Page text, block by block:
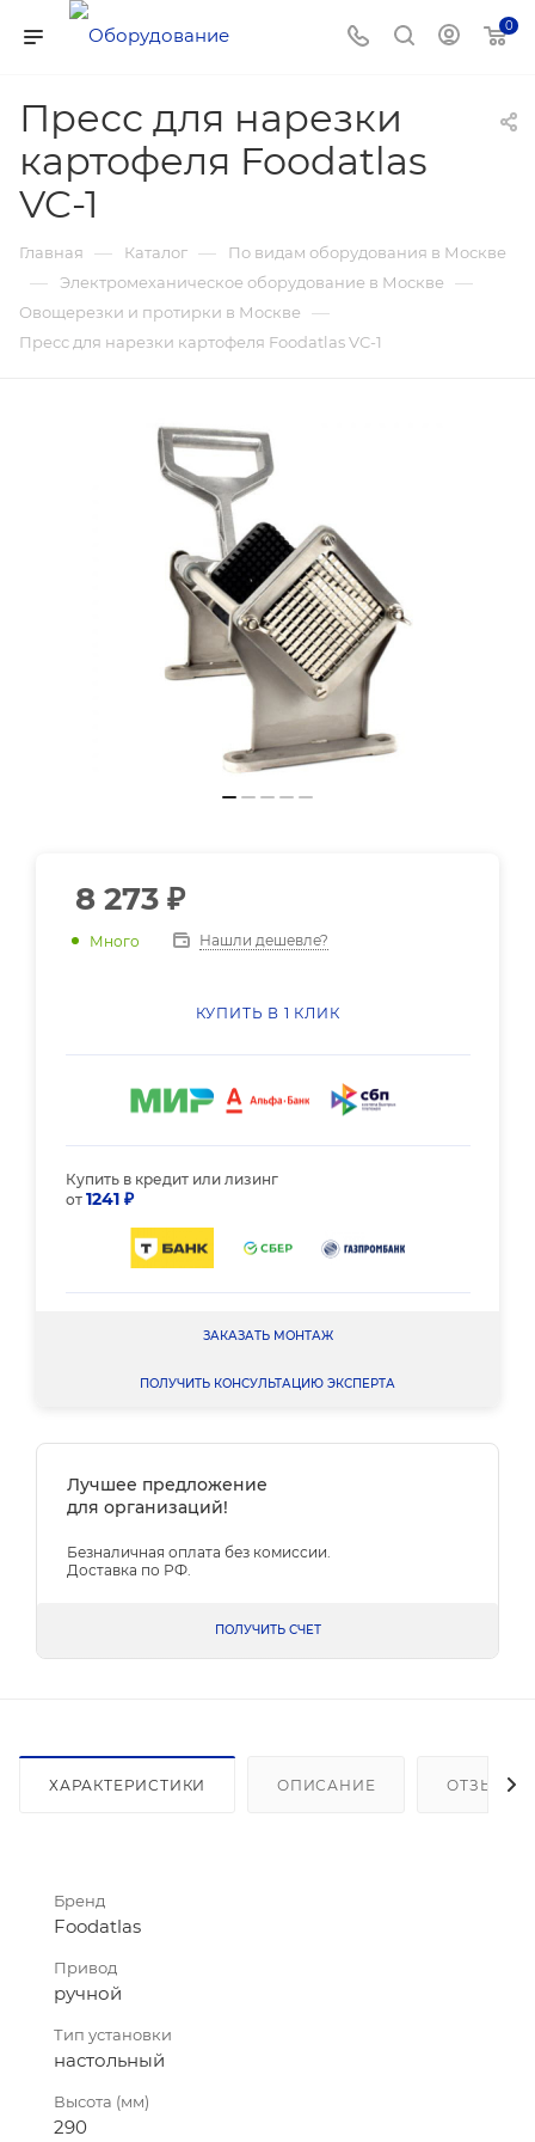
0
Пресс для нарезки
картофеля Foodatlas
VC-1
Главная — Каталог — По видам оборудования в Москве
— Электромеханическое оборудование в Москве —
Овощерезки и протирки в Москве —
Пресс для нарезки картофеля Foodatlas VC-1
8 273 ₽
Много Нашли дешевле?
КУПИТЬ В 1 КЛИК
Купить в кредит или лизинг
от 1241 ₽
ЗАКАЗАТЬ МОНТАЖ
ПОЛУЧИТЬ КОНСУЛЬТАЦИЮ ЭКСПЕРТА
Лучшее предложение
для организаций!
Безналичная оплата без комиссии.
Доставка по РФ.
ПОЛУЧИТЬ СЧЕТ
ХАРАКТЕРИСТИКИ ОПИСАНИЕ ОТЗЫВЫ
Бренд
Foodatlas
Привод
ручной
Тип установки
настольный
Высота (мм)
290